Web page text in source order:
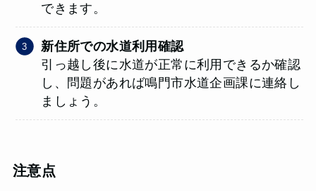
できます。
新住所での水道利用確認
引っ越し後に水道が正常に利用できるか確認
し、問題があれば鳴門市水道企画課に連絡し
ましょう。
注意点